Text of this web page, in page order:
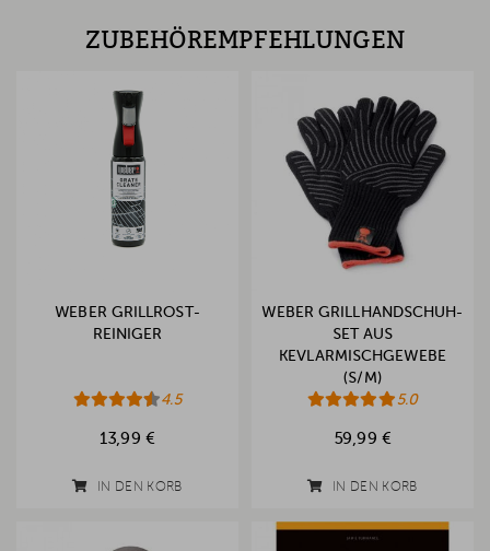
ZUBEHÖREMPFEHLUNGEN
WEBER GRILLROST-
REINIGER
4.5
13,99 €
IN DEN KORB
WEBER GRILLHANDSCHUH-
SET AUS
KEVLARMISCHGEWEBE
(S/M)
5.0
59,99 €
IN DEN KORB